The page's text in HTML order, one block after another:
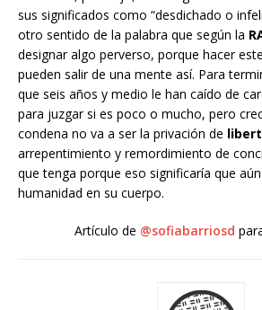
sus significados como “desdichado o
otro sentido de la palabra que según la
designar algo perverso, porque hacer
pueden salir de una mente así. Para
que seis años y medio le han caído de
para juzgar si es poco o mucho, pero
condena no va a ser la privación de
arrepentimiento y remordimiento de
que tenga porque eso significaría que
humanidad en su cuerpo.
Artículo de @sofiabarriosd